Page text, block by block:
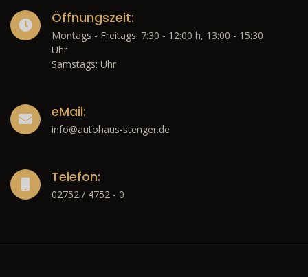
Öffnungszeit:
Montags - Freitags: 7:30 - 12:00 h, 13:00 - 15:30
Uhr
Samstags: Uhr
eMail:
info@autohaus-stenger.de
Telefon:
02752 / 4752 - 0